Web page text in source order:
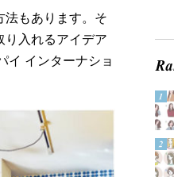
法もあります。そ
り入れるアイデア
イ インターナショ